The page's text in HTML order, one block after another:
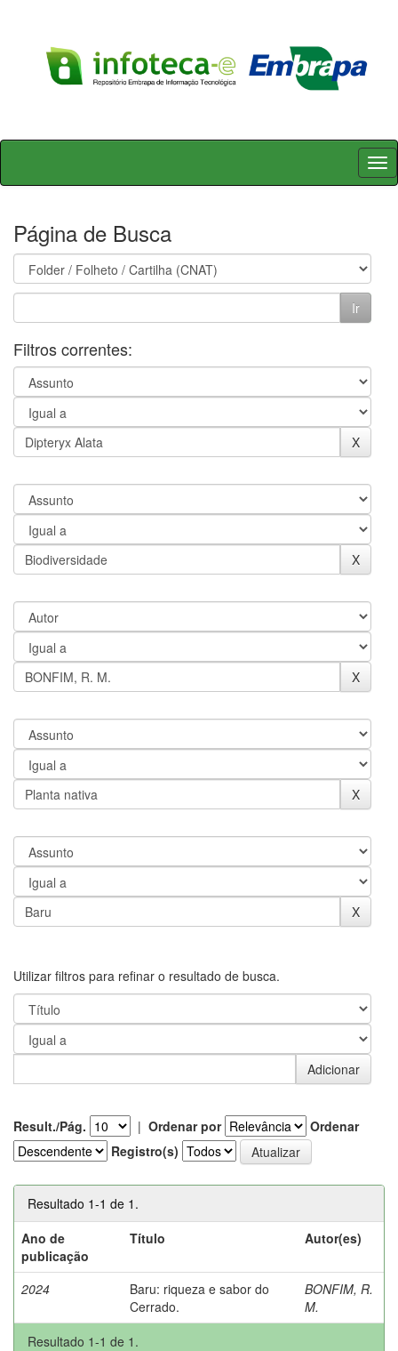
Skip
Página de Busca
Filtros correntes:
Utilizar filtros para refinar o resultado de busca.
Result./Pág. | Ordenar por
Ordenar
Registro(s)
Resultado 1-1 de 1.
Ano de
publicação
Título Autor(es)
2024
Baru: riqueza e sabor do
Cerrado.
BONFIM, R.
M.
Resultado 1-1 de 1.